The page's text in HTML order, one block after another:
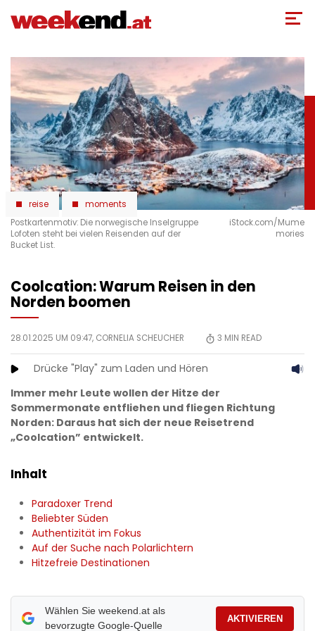
zum
reise
moments
Postkartenmotiv: Die norwegische Inselgruppe
Lofoten steht bei vielen Reisenden auf der
Bucket List.
iStock.com/Mume
mories
Coolcation: Warum Reisen in den
Norden boomen
28.01.2025 UM 09:47, CORNELIA SCHEUCHER 3 MIN READ
Drücke "Play" zum Laden und Hören
Immer mehr Leute wollen der Hitze der
Sommermonate entfliehen und fliegen Richtung
Norden: Daraus hat sich der neue Reisetrend
„Coolcation” entwickelt.
Inhalt
Paradoxer Trend
Beliebter Süden
Authentizität im Fokus
Auf der Suche nach Polarlichtern
Hitzefreie Destinationen
Wählen Sie weekend.at als
bevorzugte Google-Quelle
AKTIVIEREN